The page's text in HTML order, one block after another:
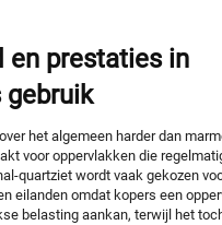
en prestaties in
gebruik
het algemeen harder dan
voor oppervlakken die
quartziet wordt vaak gekozen
eilanden omdat kopers een
belasting aankan, terwijl het